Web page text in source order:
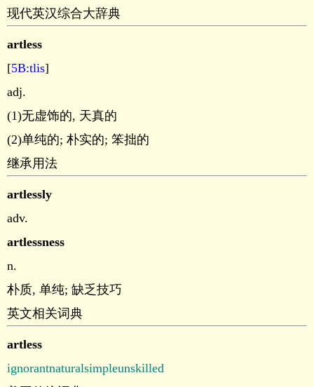
现代英汉综合大辞典
artless
[5B:tlis]
adj.
(1)无虚饰的, 天真的
(2)单纯的; 朴实的; 笨拙的
继承用法
artlessly
adv.
artlessness
n.
朴质, 单纯; 缺乏技巧
英文相关词典
artless
ignorantnaturalsimpleunskilled